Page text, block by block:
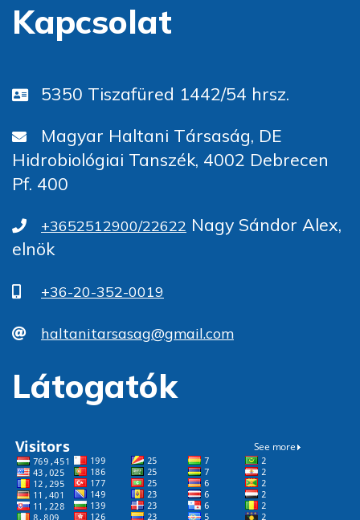
Kapcsolat
5350 Tiszafüred 1442/54 hrsz.
Magyar Haltani Társaság, DE
Hidrobiológiai Tanszék, 4002 Debrecen
Pf. 400
+3652512900/22622 Nagy Sándor Alex,
elnök
+36-20-352-0019
haltanitarsasag@gmail.com
Látogatók